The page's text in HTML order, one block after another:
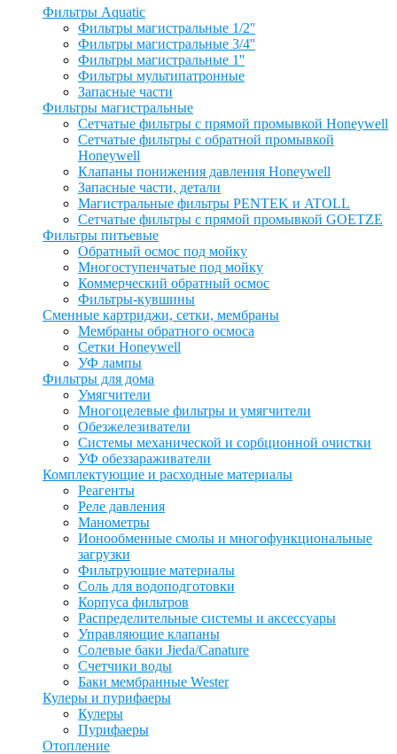
Фильтры Aquatic
Фильтры магистральные 1/2''
Фильтры магистральные 3/4''
Фильтры магистральные 1''
Фильтры мультипатронные
Запасные части
Фильтры магистральные
Сетчатые фильтры с прямой промывкой Honeywell
Сетчатые фильтры с обратной промывкой
Honeywell
Клапаны понижения давления Honeywell
Запасные части, детали
Магистральные фильтры PENTEK и ATOLL
Сетчатые фильтры с прямой промывкой GOETZE
Фильтры питьевые
Обратный осмос под мойку
Многоступенчатые под мойку
Коммерческий обратный осмос
Фильтры-кувшины
Сменные картриджи, сетки, мембраны
Мембраны обратного осмоса
Сетки Honeywell
УФ лампы
Фильтры для дома
Умягчители
Многоцелевые фильтры и умягчители
Обезжелезиватели
Системы механической и сорбционной очистки
УФ обеззараживатели
Комплектующие и расходные материалы
Реагенты
Реле давления
Манометры
Ионообменные смолы и многофункциональные
загрузки
Фильтрующие материалы
Соль для водоподготовки
Корпуса фильтров
Распределительные системы и аксессуары
Управляющие клапаны
Солевые баки Jieda/Canature
Счетчики воды
Баки мембранные Wester
Кулеры и пурифаеры
Кулеры
Пурифаеры
Отопление